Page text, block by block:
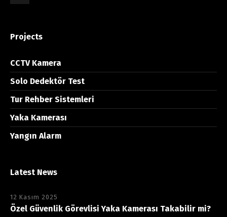
Projects
CCTV Kamera
Solo Dedektör Test
Tur Rehber Sistemleri
Yaka Kamerası
Yangın Alarm
Latest News
12 Kasım 2025
Özel Güvenlik Görevlisi Yaka Kamerası Takabilir mi?